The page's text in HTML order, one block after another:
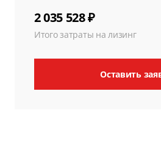
2 035 528 ₽
Итого затраты на лизинг
Оставить